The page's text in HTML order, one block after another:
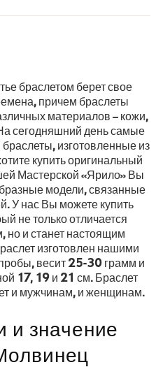
браслетом берет свое
причем браслеты
материалов – кожи,
сегодняшний день самые
изготовленные из
купить оригинальный
Мастерской «Ярило» Вы
модели, связанные
У нас Вы можете купить
не только отличается
но и станет настоящим
изготовлен нашими
весит 25-30 грамм и
17, 19 и 21 см. Браслет
и мужчинам, и женщинам.
и значение